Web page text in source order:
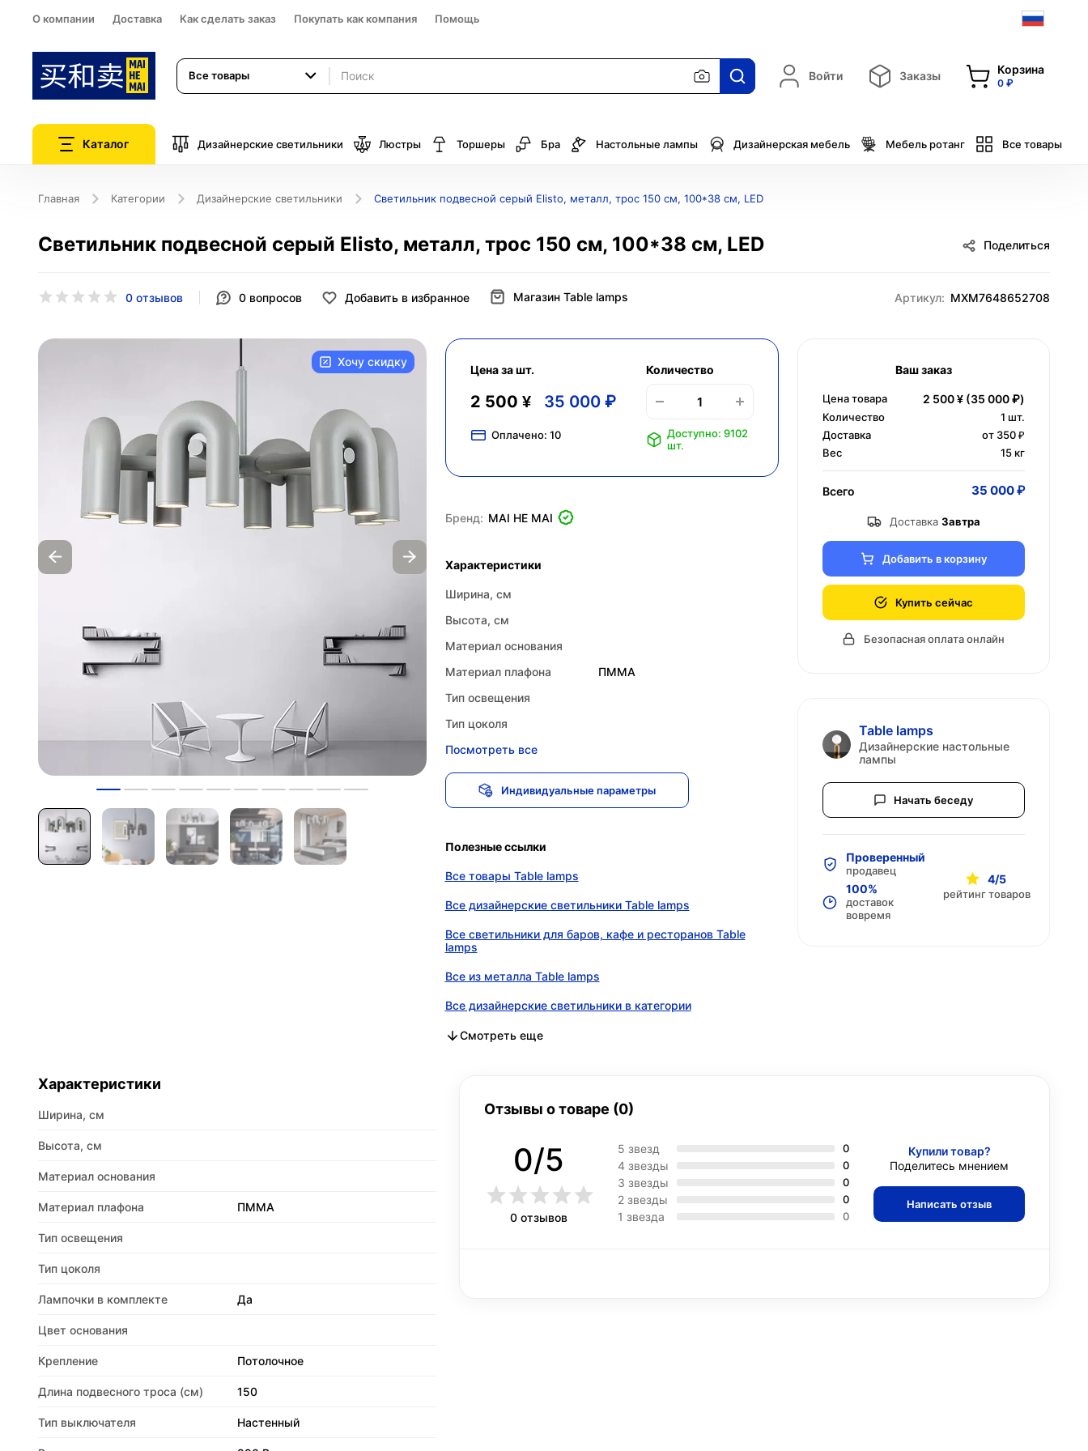
О компании Доставка Как сделать заказ Покупать как компания Помощь
Все товары Войти Заказы Корзина
0 ₽
Каталог Дизайнерские светильники Люстры Торшеры Бра Настольные лампы Дизайнерская мебель Мебель ротанг Все товары
Главная Категории Дизайнерские светильники Светильник подвесной серый Elisto, металл, трос 150 см, 100*38 см, LED
Светильник подвесной серый Elisto, металл, трос 150 см, 100*38 см, LED
0 отзывов 0 вопросов Добавить в избранное
Поделиться
Магазин Table lamps Артикул: MXM7648652708
Хочу скидку
Цена за шт.
2 500 ¥ 35 000 ₽
Оплачено: 10
Количество
Доступно: 9102
шт.
Бренд: MAI HE MAI
Характеристики
Ширина, см
Высота, см
Материал основания
Материал плафона
ПММА
Тип освещения
Тип цоколя
Посмотреть все
Индивидуальные параметры
Полезные ссылки
Все товары Table lamps
Все дизайнерские светильники Table lamps
Все светильники для баров, кафе и ресторанов Table
lamps
Все из металла Table lamps
Все дизайнерские светильники в категории
Все светильники для баров, кафе и ресторанов в
Все из металла в категории
Смотреть еще
Ваш заказ
Цена товара 2 500 ¥ (35 000 ₽)
Количество 1 шт.
Доставка
от 350 ₽
Вес
15 кг
Всего 35 000 ₽
Доставка Завтра
Добавить в корзину
Купить сейчас
Безопасная оплата онлайн
Table lamps
Дизайнерские настольные
лампы
Начать беседу
Проверенный
продавец
100%
доставок
вовремя
4/5
рейтинг товаров
Характеристики
Ширина, см
Высота, см
Материал основания
Материал плафона ПММА
Тип освещения
Тип цоколя
Лампочки в комплекте Да
Цвет основания
Крепление Потолочное
Длина подвесного троса (см) 150
Тип выключателя Настенный
Отзывы о товаре (0)
0/5
0 отзывов
5 звезд 0
4 звезды 0
3 звезды 0
2 звезды 0
1 звезда 0
Купили товар?
Поделитесь мнением
Написать отзыв